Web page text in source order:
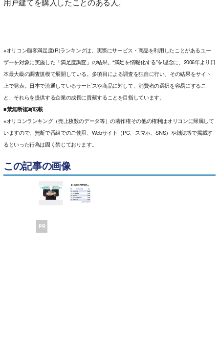
※オリコン顧客満足度(R)ランキングは、実際にサービス・商品を利用したことがあるユー
ザーを対象に実施した「満足度調査」の結果。“満足を情報化する”を理念に、2006年より日
本最大級の調査規模で展開している。多項目による調査を独自に行い、その結果をサイト
上で発表。日本で流通しているサービスや商品に対して、消費者の選択を容易にするこ
と、それらを提供する企業の成長に貢献することを目指しています。
■禁無断複写転載
※オリコンランキング（売上枚数のデータ等）の著作権その他の権利はオリコンに帰属して
いますので、無断で番組でのご使用、Webサイト（PC、スマホ、SNS）や雑誌等で掲載す
るといった行為は固く禁じております。
この記事の画像
PR